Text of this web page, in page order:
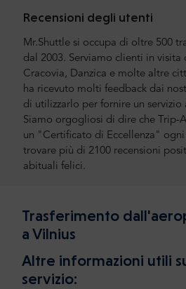
Recensioni degli utenti
Mr.Shuttle si occupa di oltre 500
dal 2003. Serviamo clienti in
Cracovia, Danzica e molte altre
ha ricevuto molti feedback dai
di utilizzarlo per fornire un
Siamo orgogliosi di dire che Trip-
un "Certificato di Eccellenza"
trovare più di 2100 recensioni
abituali felici.
Trasferimento
a Vilnius
Altre informazioni utili
servizio: